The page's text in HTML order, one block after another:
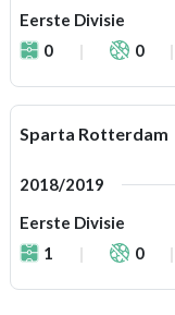
Eerste Divisie
0
0
Sparta Rotterdam
2018/2019
Eerste Divisie
1
0